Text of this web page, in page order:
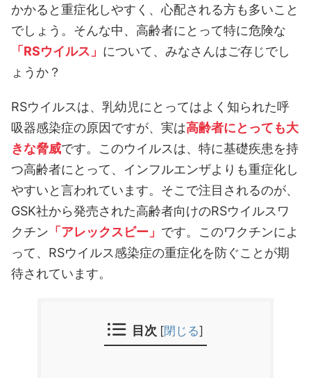
かかると重症化しやすく、心配される方も多いこと
でしょう。そんな中、高齢者にとって特に危険な
「RSウイルス」 について、みなさんはご存じでし
ょうか？
RSウイルスは、乳幼児にとってはよく知られた呼
吸器感染症の原因ですが、実は高齢者にとっても大
きな脅威です。このウイルスは、特に基礎疾患を持
つ高齢者にとって、インフルエンザよりも重症化し
やすいと言われています。そこで注目されるのが、
GSK社から発売された高齢者向けのRSウイルスワ
クチン 「アレックスビー」 です。このワクチンによ
って、RSウイルス感染症の重症化を防ぐことが期
待されています。
目次 [閉じる]